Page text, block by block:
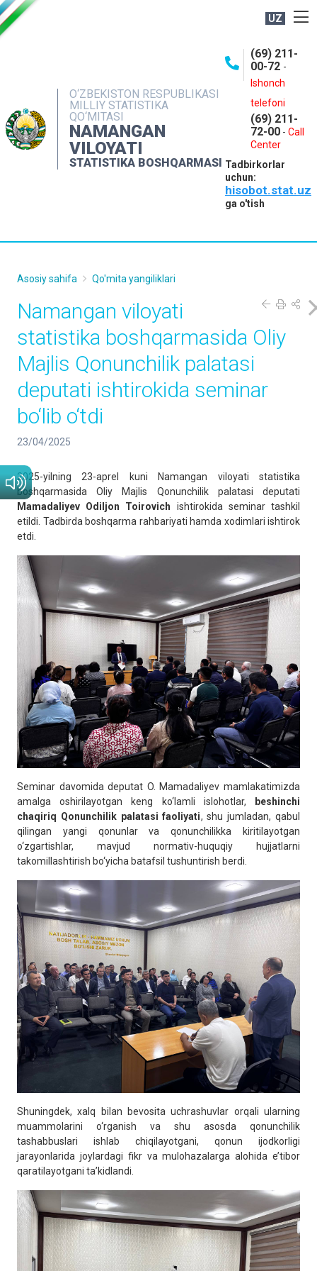
UZ
O‘ZBEKISTON RESPUBLIKASI
MILLIY STATISTIKA
QO‘MITASI
NAMANGAN
VILOYATI
STATISTIKA BOSHQARMASI
(69) 211-
00-72 -
Ishonch
telefoni
(69) 211-
72-00 - Call
Center
Tadbirkorlar
uchun:
hisobot.stat.uz
ga o'tish
NASHRLAR
INTERAKTIV XIZMATLAR
MATBUOT XIZMATI
MUROJAATLAR
Asosiy sahifa Qo'mita yangiliklari
Namangan viloyati
statistika boshqarmasida Oliy
Majlis Qonunchilik palatasi
deputati ishtirokida seminar
bo‘lib o‘tdi
23/04/2025
2025-yilning 23-aprel kuni Namangan viloyati statistika
boshqarmasida Oliy Majlis Qonunchilik palatasi deputati
Mamadaliyev Odiljon Toirovich ishtirokida seminar tashkil
etildi. Tadbirda boshqarma rahbariyati hamda xodimlari ishtirok
etdi.
Seminar davomida deputat O. Mamadaliyev mamlakatimizda
amalga oshirilayotgan keng ko‘lamli islohotlar,
beshinchi
chaqiriq Qonunchilik palatasi faoliyati, shu jumladan, qabul
qilingan yangi qonunlar va qonunchilikka kiritilayotgan
o‘zgartishlar, mavjud normativ-huquqiy hujjatlarni
takomillashtirish bo‘yicha batafsil tushuntirish berdi.
Shuningdek, xalq bilan bevosita uchrashuvlar orqali ularning
muammolarini o‘rganish va shu asosda qonunchilik
tashabbuslari ishlab chiqilayotgani, qonun ijodkorligi
jarayonlarida joylardagi fikr va mulohazalarga alohida e’tibor
qaratilayotgani ta’kidlandi.